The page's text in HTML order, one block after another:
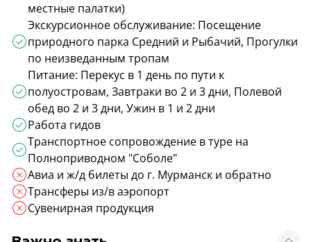
местные палатки)
Экскурсионное обслуживание: Посещение
природного парка Средний и Рыбачий, Прогулки
по неизведанным тропам
Питание: Перекус в 1 день по пути к
полуостровам, Завтраки во 2 и 3 дни, Полевой
обед во 2 и 3 дни, Ужин в 1 и 2 дни
Работа гидов
Транспортное сопровождение в туре на
Полноприводном "Соболе"
Авиа и ж/д билеты до г. Мурманск и обратно
Трансферы из/в аэропорт
Сувенирная продукция